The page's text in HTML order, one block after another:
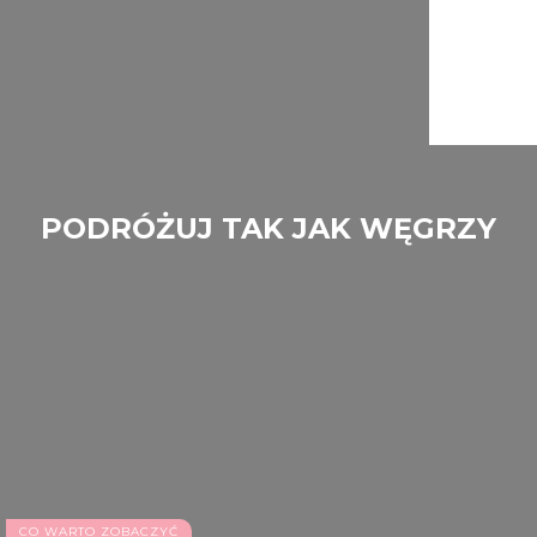
PODRÓŻUJ TAK JAK WĘGRZY
CO WARTO ZOBACZYĆ